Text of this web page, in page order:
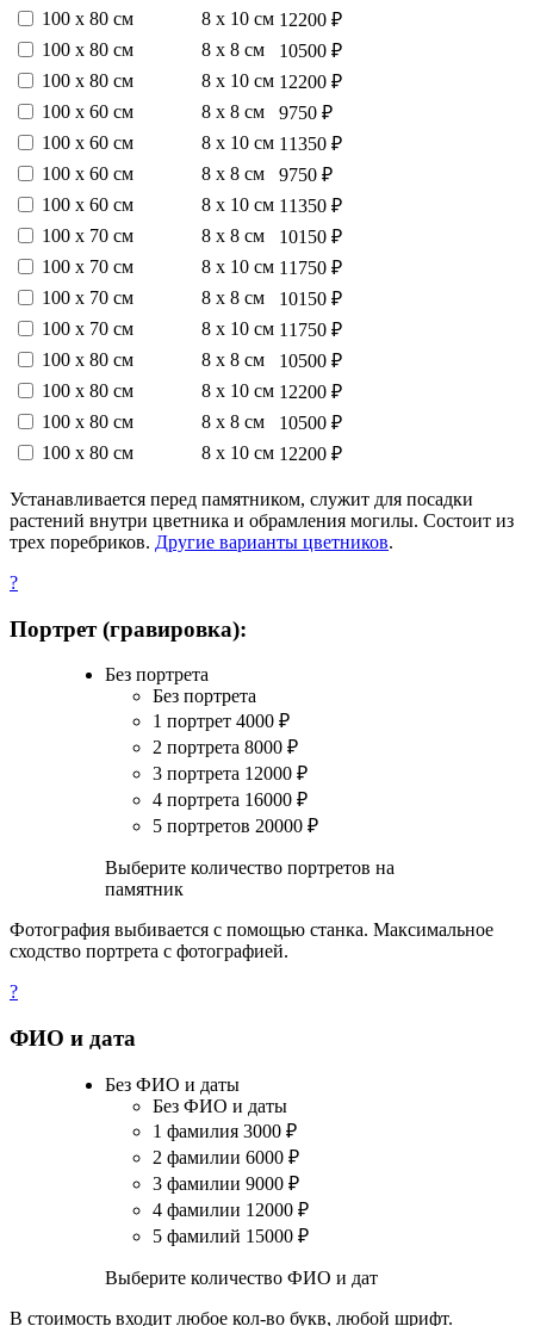
100 х 80 см
8 х 10 см 12200 ₽
100 х 80 см
8 х 8 см
10500 ₽
100 х 80 см
8 х 10 см 12200 ₽
100 х 60 см
8 х 8 см
9750 ₽
100 х 60 см
8 х 10 см 11350 ₽
100 х 60 см
8 х 8 см
9750 ₽
100 х 60 см
8 х 10 см 11350 ₽
100 х 70 см
8 х 8 см
10150 ₽
100 х 70 см
8 х 10 см 11750 ₽
100 х 70 см
8 х 8 см
10150 ₽
100 х 70 см
8 х 10 см 11750 ₽
100 х 80 см
8 х 8 см
10500 ₽
100 х 80 см
8 х 10 см 12200 ₽
100 х 80 см
8 х 8 см
10500 ₽
100 х 80 см
8 х 10 см 12200 ₽
Устанавливается перед памятником, служит для посадки
растений внутри цветника и обрамления могилы. Состоит из
трех поребриков. Другие варианты цветников.
?
Портрет (гравировка):
Без портрета
Без портрета
1 портрет 4000 ₽
2 портрета 8000 ₽
3 портрета 12000 ₽
4 портрета 16000 ₽
5 портретов 20000 ₽
Выберите количество портретов на
памятник
Фотография выбивается с помощью станка. Максимальное
сходство портрета с фотографией.
?
ФИО и дата
Без ФИО и даты
Без ФИО и даты
1 фамилия 3000 ₽
2 фамилии 6000 ₽
3 фамилии 9000 ₽
4 фамилии 12000 ₽
5 фамилий 15000 ₽
Выберите количество ФИО и дат
В стоимость входит любое кол-во букв, любой шрифт.